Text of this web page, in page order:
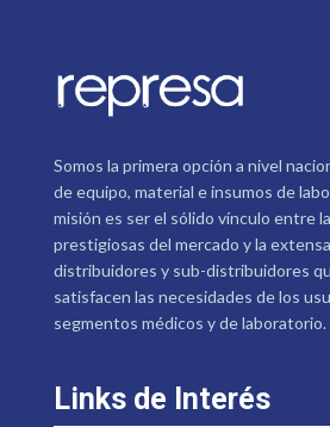
Somos la primera opción a nivel
de equipo, material e insumos de
misión es ser el sólido vínculo entre
prestigiosas del mercado y la
distribuidores y sub-distribuidores
satisfacen las necesidades de los
segmentos médicos y de laboratorio.
Links de Interés